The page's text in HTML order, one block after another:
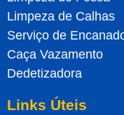
Limpeza de Calhas
Serviço de
Caça Vazamento
Dedetizadora
Links Úteis